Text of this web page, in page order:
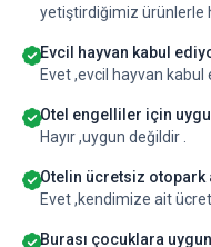
yetiştirdiğimiz ürünlerle
Evcil hayvan kabul
Evet ,evcil hayvan kabul
Otel engelliler için
Hayır ,uygun değildir .
Otelin ücretsiz otopark
Evet ,kendimize ait
Burası çocuklara